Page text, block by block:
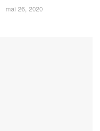
mai 26, 2020